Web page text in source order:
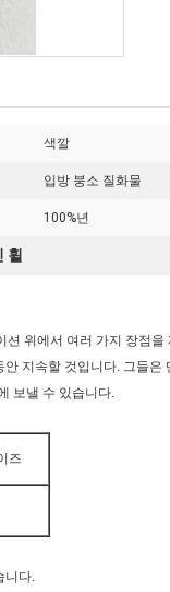
색깔
입방 붕소 질화물
100%년
휠
위에서 여러 가지 장점
지속할 것입니다. 그들
보낼 수 있습니다.
즈
니다.